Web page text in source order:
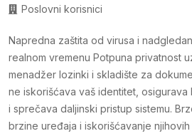
Poslovni korisnici
Napredna zaštita od virusa i
realnom vremenu Potpuna privatnost
menadžer lozinki i skladište za
ne iskorišćava vaš identitet,
i sprečava daljinski pristup sistemu.
brzine uređaja i iskorišćavanje